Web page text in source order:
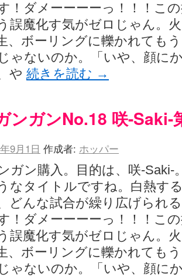
！ダメーーーーっ！！！こ
誤魔化す気がゼロじゃん。
、ボーリングに轢かれても
ゃないのか。「いや、顔に
や 続きを読む →
ンガンNo.18 咲-Saki-
9月1日 作成者: ホッパー
ガン購入。目的は、咲-Saki-
なタイトルですね。白熱す
どんな試合が繰り広げられ
！ダメーーーーっ！！！こ
誤魔化す気がゼロじゃん。
、ボーリングに轢かれても
ゃないのか。「いや、顔に